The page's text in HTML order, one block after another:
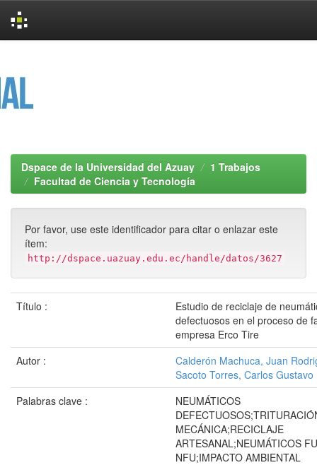
Dspace de la Universidad del Azuay
1 Trabajos
Facultad de Ciencia y Tecnología
Por favor, use este identificador para citar o enlazar este
ítem:
http://dspace.uazuay.edu.ec/handle/datos/3627
Título :
Estudio de reciclaje de
defectuosos en el proceso de
empresa Erco Tire
Autor :
Calderón Machuca, Juan
Sacoto Torres, Carlos Gustavo
Palabras clave :
NEUMÁTICOS
MECÁNICA;RECICLAJE
ARTESANAL;NEUMÁTICOS
NFU;IMPACTO AMBIENTAL